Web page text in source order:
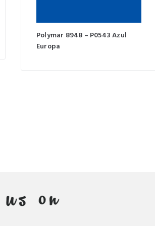
Polymar 8948 – P0543 Azul
Europa